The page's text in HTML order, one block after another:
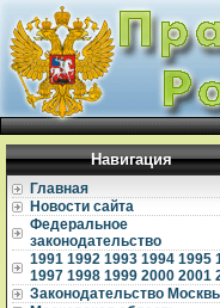
Навигация
Главная
Новости сайта
Федеральное
законодательство
1991 1992 1993 1994 1995
1997 1998 1999 2000 2001
Законодательство